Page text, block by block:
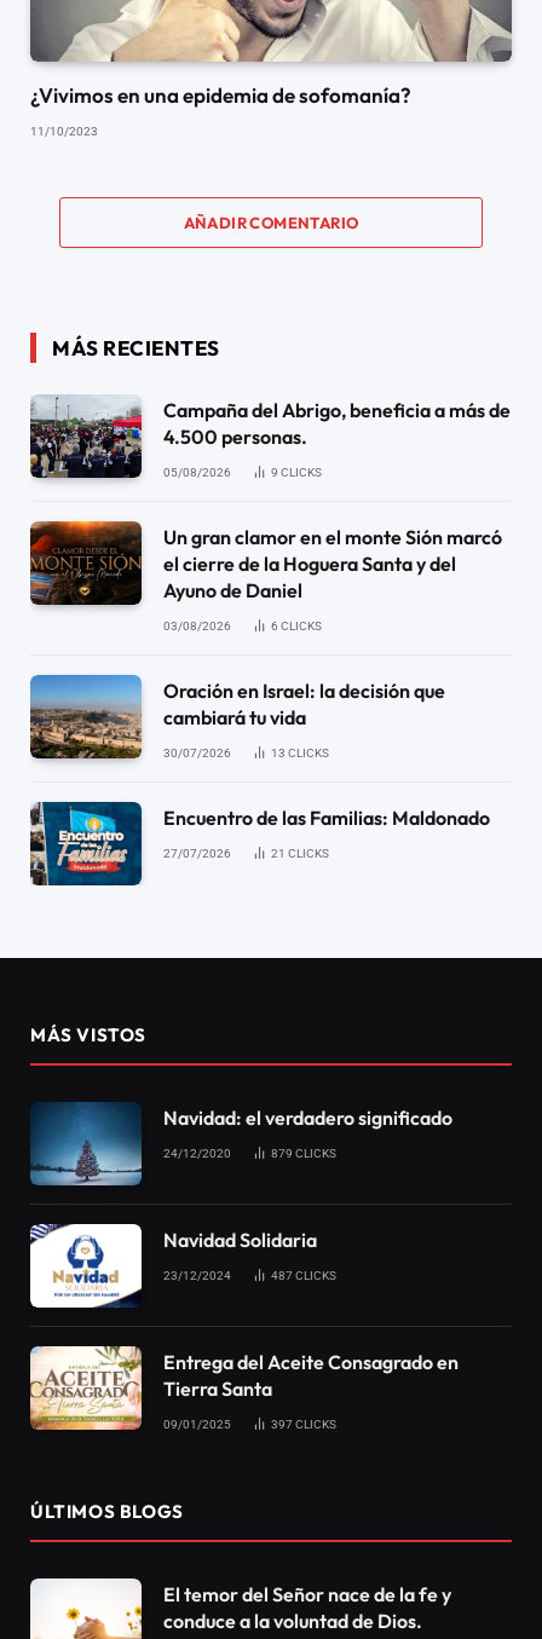
¿Vivimos en una epidemia de sofomanía?
11/10/2023
AÑADIR COMENTARIO
MÁS RECIENTES
Campaña del Abrigo, beneficia a más de
4.500 personas.
05/08/2026 9 CLICKS
Un gran clamor en el monte Sión marcó
el cierre de la Hoguera Santa y del
Ayuno de Daniel
03/08/2026 6 CLICKS
Oración en Israel: la decisión que
cambiará tu vida
30/07/2026 13 CLICKS
Encuentro de las Familias: Maldonado
27/07/2026 21 CLICKS
MÁS VISTOS
Navidad: el verdadero significado
24/12/2020 879 CLICKS
Navidad Solidaria
23/12/2024 487 CLICKS
Entrega del Aceite Consagrado en
Tierra Santa
09/01/2025 397 CLICKS
ÚLTIMOS BLOGS
El temor del Señor nace de la fe y
conduce a la voluntad de Dios.